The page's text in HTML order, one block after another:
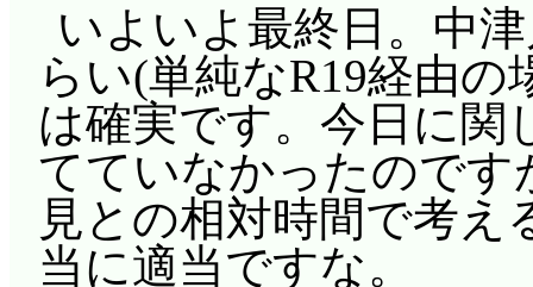
いよいよ最終日。中
らい(単純なR19経由
は確実です。今日に関
てていなかったのです
見との相対時間で考
当に適当ですな。